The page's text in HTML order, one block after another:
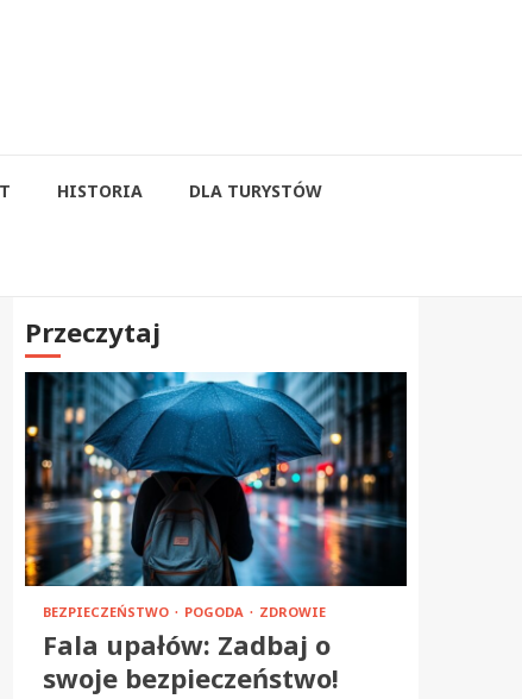
HISTORIA DLA TURYSTÓW
Przeczytaj
BEZPIECZEŃSTWO POGODA ZDROWIE
Fala upałów: Zadbaj o
swoje bezpieczeństwo!